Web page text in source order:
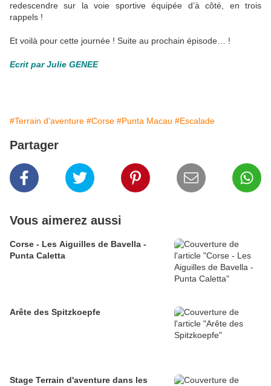
redescendre sur la voie sportive équipée d’à côté, en trois
rappels !
Et voilà pour cette journée ! Suite au prochain épisode… !
Ecrit par Julie GENEE
#Terrain d'aventure #Corse #Punta Macau #Escalade
Partager
Vous aimerez aussi
Corse - Les Aiguilles de Bavella -
Punta Caletta
Arête des Spitzkoepfe
Stage Terrain d'aventure dans les